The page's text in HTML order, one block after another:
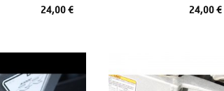
24,00 € 24,00 €